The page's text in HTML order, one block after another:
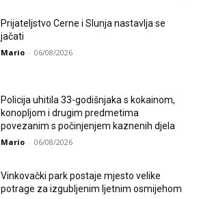
Prijateljstvo Cerne i Slunja nastavlja se
jačati
Mario - 06/08/2026
Policija uhitila 33-godišnjaka s kokainom,
konopljom i drugim predmetima
povezanim s počinjenjem kaznenih djela
Mario - 06/08/2026
Vinkovački park postaje mjesto velike
potrage za izgubljenim ljetnim osmijehom